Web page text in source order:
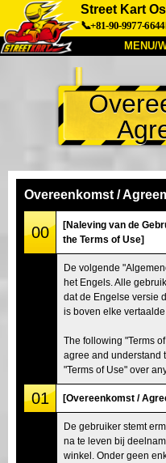
Street Kart
📞+81-90-9977-6644
MENU/
Over
Toegang
Tokyo Akihabara#2
Tokyo Shibuya Annex
Tokyo Asakusa
Overeenkomst /
00
[Naleving van de
the Terms of Use]
De volgende
het Engels. Alle
dat de Engelse versie
is boven elke vertaalde
The following "Terms
agree and understand
"Terms of Use" over
01 [Overeenkomst /
De gebruiker stemt
na te leven bij
winkel. Onder geen